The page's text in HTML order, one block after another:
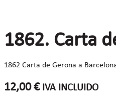
1862. Carta
1862 Carta de Gerona a
12,00€ IVA INCLUIDO